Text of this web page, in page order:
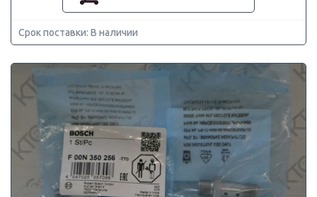
Срок поставки: В наличии